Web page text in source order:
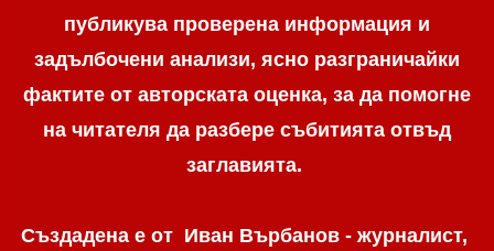
публикува проверена информация и
задълбочени анализи, ясно разграничaйки
фактите от авторската оценка, за да помогне
на читателя да разбере събитията отвъд
заглавията.
Създадена е от Иван Върбанов - журналист,